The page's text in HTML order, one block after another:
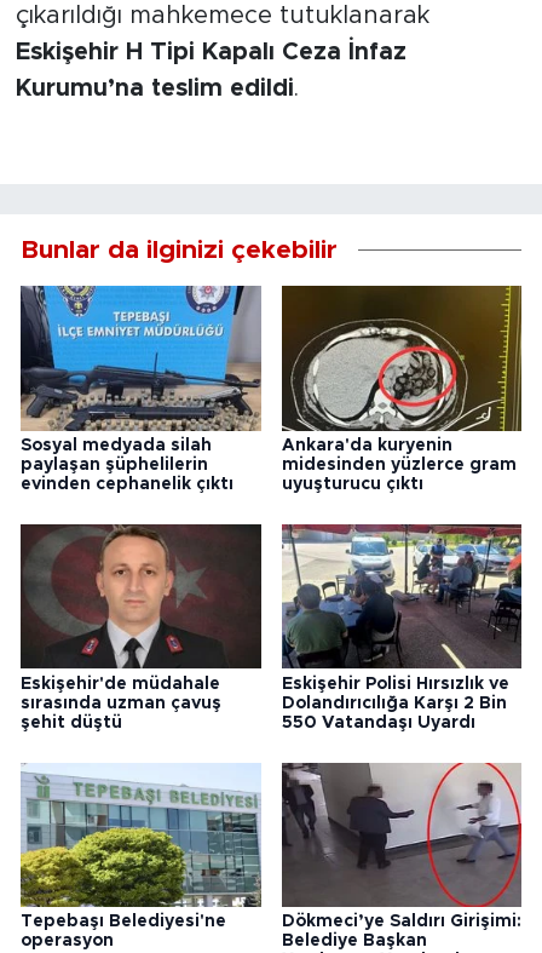
çıkarıldığı mahkemece tutuklanarak
Eskişehir H Tipi Kapalı Ceza İnfaz
Kurumu’na teslim edildi.
Bunlar da ilginizi çekebilir
Sosyal medyada silah
paylaşan şüphelilerin
evinden cephanelik çıktı
Ankara'da kuryenin
midesinden yüzlerce gram
uyuşturucu çıktı
Eskişehir'de müdahale
sırasında uzman çavuş
şehit düştü
Eskişehir Polisi Hırsızlık ve
Dolandırıcılığa Karşı 2 Bin
550 Vatandaşı Uyardı
Tepebaşı Belediyesi'ne
operasyon
Dökmeci’ye Saldırı Girişimi:
Belediye Başkan